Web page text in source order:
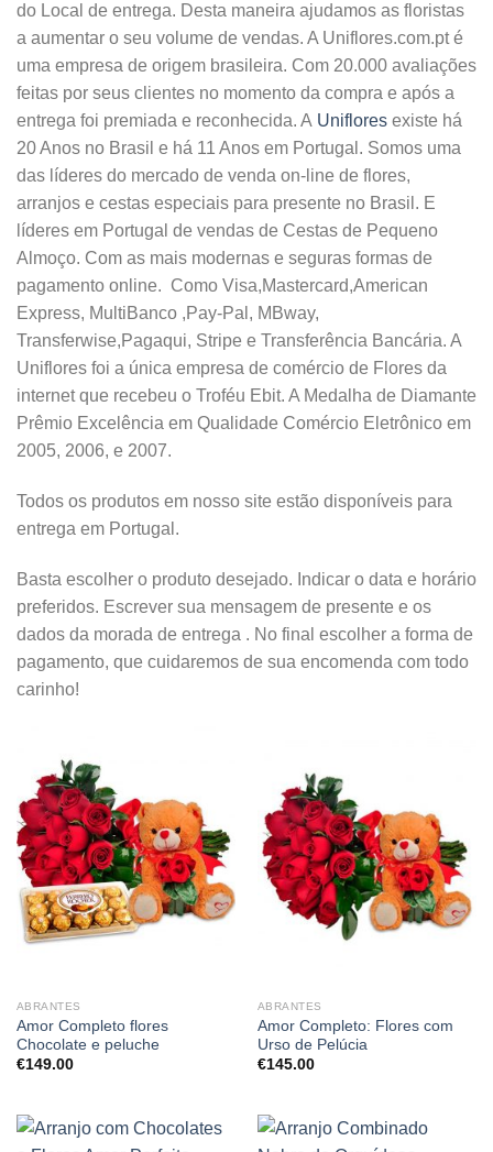
do Local de entrega. Desta maneira ajudamos as floristas
a aumentar o seu volume de vendas. A Uniflores.com.pt é
uma empresa de origem brasileira. Com 20.000 avaliações
feitas por seus clientes no momento da compra e após a
entrega foi premiada e reconhecida. A Uniflores existe há
20 Anos no Brasil e há 11 Anos em Portugal. Somos uma
das líderes do mercado de venda on-line de flores,
arranjos e cestas especiais para presente no Brasil. E
líderes em Portugal de vendas de Cestas de Pequeno
Almoço. Com as mais modernas e seguras formas de
pagamento online. Como Visa,Mastercard,American
Express, MultiBanco ,Pay-Pal, MBway,
Transferwise,Pagaqui, Stripe e Transferência Bancária. A
Uniflores foi a única empresa de comércio de Flores da
internet que recebeu o Troféu Ebit. A Medalha de Diamante
Prêmio Excelência em Qualidade Comércio Eletrônico em
2005, 2006, e 2007.
Todos os produtos em nosso site estão disponíveis para
entrega em Portugal.
Basta escolher o produto desejado. Indicar o data e horário
preferidos. Escrever sua mensagem de presente e os
dados da morada de entrega . No final escolher a forma de
pagamento, que cuidaremos de sua encomenda com todo
carinho!
ABRANTES
Amor Completo flores
Chocolate e peluche
€149.00
ABRANTES
Amor Completo: Flores com
Urso de Pelúcia
€145.00